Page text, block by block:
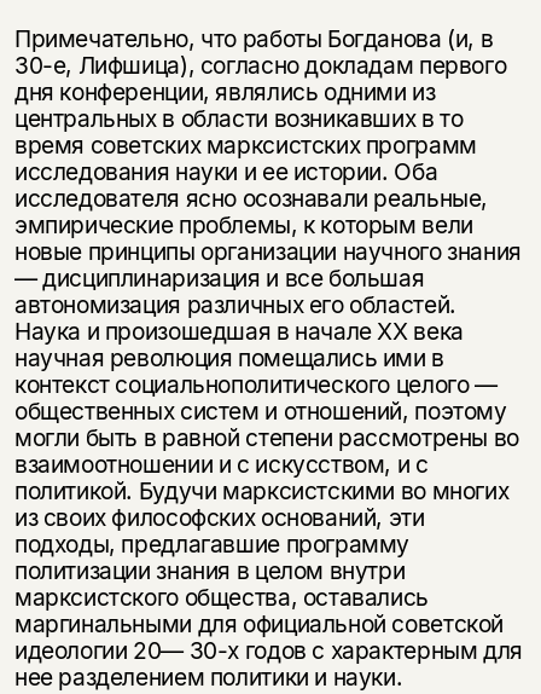
Примечательно, что работы Богданова (и, в
30-е, Лифшица), согласно докладам первого
дня конференции, являлись одними из
центральных в области возникавших в то
время советских марксистских программ
исследования науки и ее истории. Оба
исследователя ясно осознавали реальные,
эмпирические проблемы, к которым вели
новые принципы организации научного знания
— дисциплинаризация и все большая
автономизация различных его областей.
Наука и произошедшая в начале XX века
научная революция помещались ими в
контекст социальнополитического целого —
общественных систем и отношений, поэтому
могли быть в равной степени рассмотрены во
взаимоотношении и с искусством, и с
политикой. Будучи марксистскими во многих
из своих философских оснований, эти
подходы, предлагавшие программу
политизации знания в целом внутри
марксистского общества, оставались
маргинальными для официальной советской
идеологии 20— 30-х годов с характерным для
нее разделением политики и науки.